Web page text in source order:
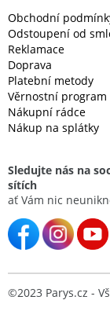
Obchodní
Odstoupení od
Reklamace
Doprava
Platební metody
Věrnostní program
Nákupní rádce
Nákup na splátky
Sledujte nás na
sítích
ať Vám nic
©2023 Parys.cz -